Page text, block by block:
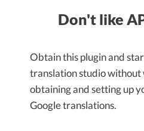
Don't like
Obtain this plugin and
translation studio
obtaining and setting up
Google translations.